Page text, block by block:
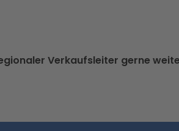
Verkaufsleiter gerne